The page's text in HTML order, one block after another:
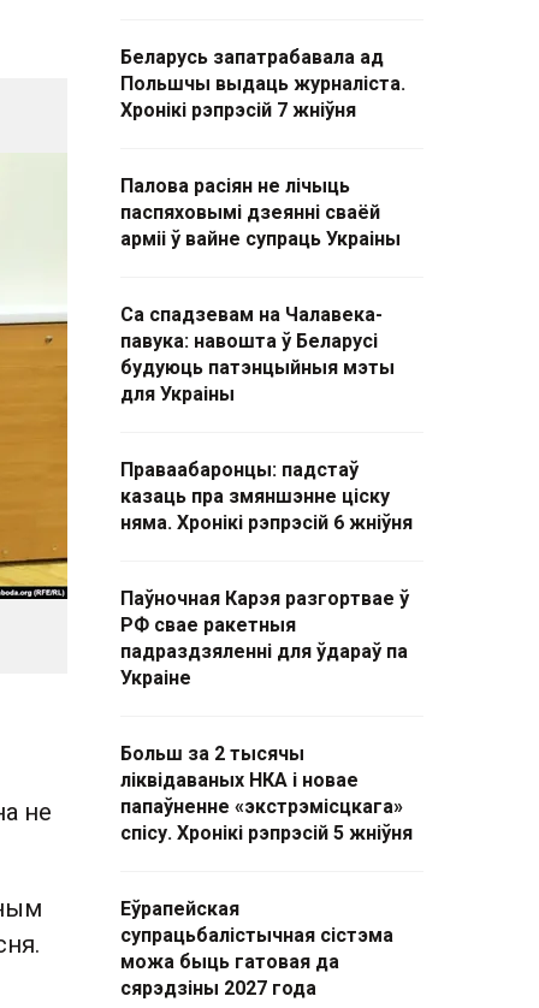
не
Беларусь запатрабавала ад
Польшчы выдаць журналіста.
Хронікі рэпрэсій 7 жніўня
Палова расіян не лічыць
паспяховымі дзеянні сваёй
арміі ў вайне супраць Украіны
Са спадзевам на Чалавека-
павука: навошта ў Беларусі
будуюць патэнцыйныя мэты
для Украіны
Праваабаронцы: падстаў
казаць пра змяншэнне ціску
няма. Хронікі рэпрэсій 6 жніўня
Паўночная Карэя разгортвае ў
РФ свае ракетныя
падраздзяленні для ўдараў па
Украіне
Больш за 2 тысячы
ліквідаваных НКА і новае
папаўненне «экстрэмісцкага»
спісу. Хронікі рэпрэсій 5 жніўня
Еўрапейская
супрацьбалістычная сістэма
можа быць гатовая да
сярэдзіны 2027 года